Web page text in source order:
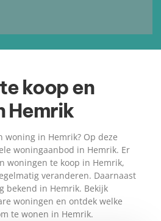
koop en
Hemrik
woning in Hemrik? Op deze
woningaanbod in Hemrik. Er
woningen te koop in Hemrik,
veranderen. Daarnaast
bekend in Hemrik. Bekijk
woningen en ontdek welke
te wonen in Hemrik.